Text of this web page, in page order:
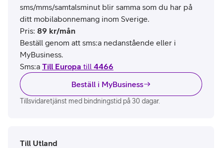
sms/mms/samtalsminut blir samma som du har på
ditt mobilabonnemang inom Sverige.
Pris: 89 kr/mån
Beställ genom att sms:a nedanstående eller i
MyBusiness.
Sms:a Till Europa till 4466
Beställ i MyBusiness
Tillsvidaretjänst med bindningstid på 30 dagar.
Till Utland